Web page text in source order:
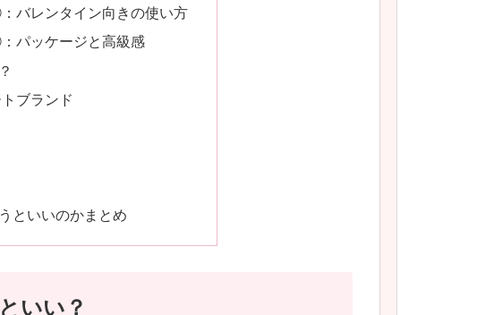
バレンタイン向きの使い方
パッケージと高級感
ブランド
といいのかまとめ
いい？